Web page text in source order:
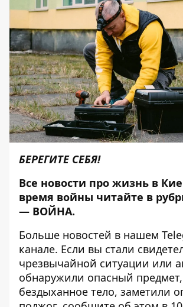
БЕРЕГИТЕ СЕБЯ!
Все новости про жизнь в
время войны читайте в
— ВОЙНА.
Больше новостей в нашем
канале. Если вы стали
чрезвычайной ситуации или
обнаружили опасный предмет,
бездыханное тело, заметили